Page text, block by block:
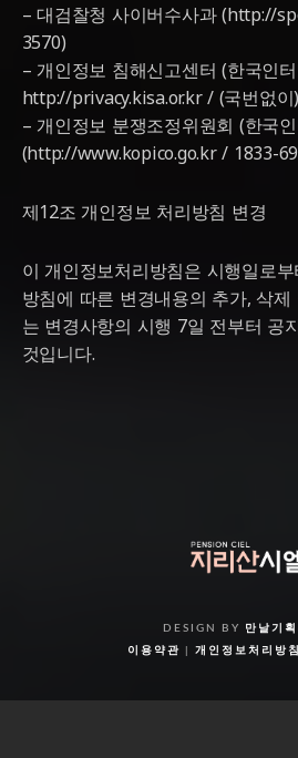
– 대검찰청 사이버수사과 (http://
3570)
– 개인정보 침해신고센터 (한국인
http://privacy.kisa.or.kr / (국번없이
– 개인정보 분쟁조정위원회 (한국
(http://www.kopico.go.kr / 1833-
제12조 개인정보 처리방침 변경
이 개인정보처리방침은 시행일로
방침에 따른 변경내용의 추가, 삭
는 변경사항의 시행 7일 전부터 공
것입니다.
DESIGN BY 만날기획
이용약관
개인정보처리방침